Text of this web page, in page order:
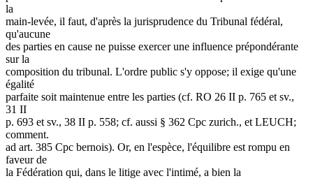
la
main-levée, il faut, d'après la jurisprudence du Tribunal fédéral,
qu'aucune
des parties en cause ne puisse exercer une influence prépondérante
sur la
composition du tribunal. L'ordre public s'y oppose; il exige qu'une
égalité
parfaite soit maintenue entre les parties (cf. RO 26 II p. 765 et sv.,
31 II
p. 693 et sv., 38 II p. 558; cf. aussi § 362 Cpc zurich., et LEUCH;
comment.
ad art. 385 Cpc bernois). Or, en l'espèce, l'équilibre est rompu en
faveur de
la Fédération qui, dans le litige avec l'intimé, a bien la